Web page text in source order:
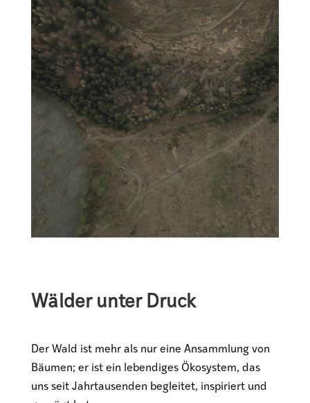
Wälder unter Druck
Der Wald ist mehr als nur eine Ansammlung von
Bäumen; er ist ein lebendiges Ökosystem, das
uns seit Jahrtausenden begleitet, inspiriert und